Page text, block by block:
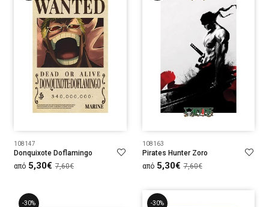
108147
Donquixote Doflamingo
από 5,30€ 7,60€
108163
Pirates Hunter Zoro
από 5,30€ 7,60€
-30% -30%